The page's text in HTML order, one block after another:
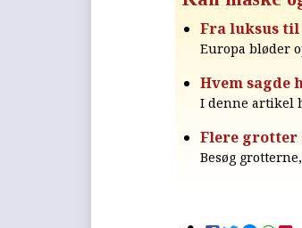
Fra luksus
Europa bløder
Hvem sagde
I denne artikel
Flere grotter
Besøg